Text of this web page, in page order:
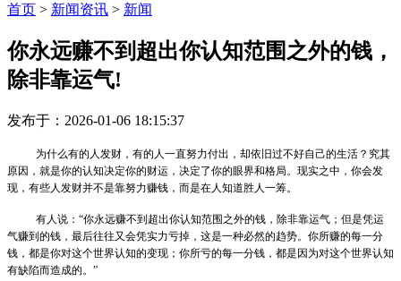
首页 > 新闻资讯 > 新闻
你永远赚不到超出你认知范围之外的钱，
除非靠运气!
发布于：2026-01-06 18:15:37
为什么有的人发财，有的人一直努力付出，却依旧过不好自己的生活？ 究其
原因，就是你的认知决定你的财运，决定了你的眼界和格局。现实之中，你会发
现，有些人发财并不是靠努力赚钱，而是在人知道胜人一筹。
有人说：“你永远赚不到超出你认知范围之外的钱，除非靠运气；但是凭运
气赚到的钱，最后往往又会凭实力亏掉，这是一种必然的趋势。你所赚的每一分
钱，都是你对这个世界认知的变现；你所亏的每一分钱，都是因为对这个世界认知
有缺陷而造成的。”